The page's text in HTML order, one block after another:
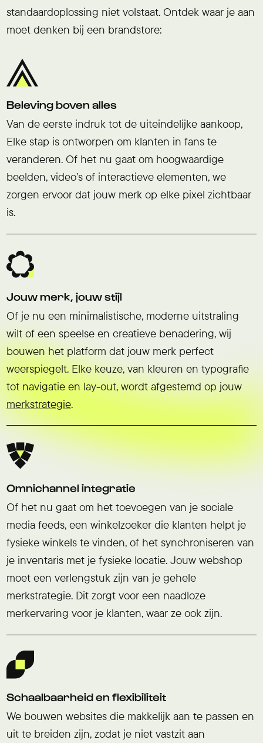
standaardoplossing niet volstaat. Ontdek waar je aan
moet denken bij een brandstore:
Beleving boven alles
Van de eerste indruk tot de uiteindelijke aankoop,
Elke stap is ontworpen om klanten in fans te
veranderen. Of het nu gaat om hoogwaardige
beelden, video’s of interactieve elementen, we
zorgen ervoor dat jouw merk op elke pixel zichtbaar
is.
Jouw merk, jouw stijl
Of je nu een minimalistische, moderne uitstraling
wilt of een speelse en creatieve benadering, wij
bouwen het platform dat jouw merk perfect
weerspiegelt. Elke keuze, van kleuren en typografie
tot navigatie en lay-out, wordt afgestemd op jouw
merkstrategie.
Omnichannel integratie
Of het nu gaat om het toevoegen van je sociale
media feeds, een winkelzoeker die klanten helpt je
fysieke winkels te vinden, of het synchroniseren van
je inventaris met je fysieke locatie. Jouw webshop
moet een verlengstuk zijn van je gehele
merkstrategie. Dit zorgt voor een naadloze
merkervaring voor je klanten, waar ze ook zijn.
Schaalbaarheid en flexibiliteit
We bouwen websites die makkelijk aan te passen en
uit te breiden zijn, zodat je niet vastzit aan